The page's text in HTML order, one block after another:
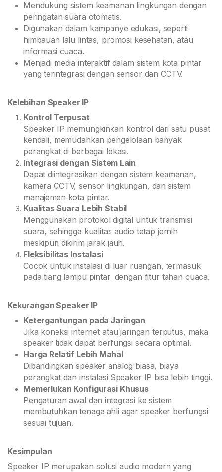
Mendukung sistem keamanan lingkungan dengan
peringatan suara otomatis.
Digunakan dalam kampanye edukasi, seperti
himbauan lalu lintas, promosi kesehatan, atau
informasi cuaca.
Menjadi media interaktif dalam sistem kota pintar
yang terintegrasi dengan sensor dan CCTV.
Kelebihan Speaker IP
Kontrol Terpusat
Speaker IP memungkinkan kontrol dari satu pusat
kendali, memudahkan pengelolaan banyak
perangkat di berbagai lokasi.
Integrasi dengan Sistem Lain
Dapat diintegrasikan dengan sistem keamanan,
kamera CCTV, sensor lingkungan, dan sistem
manajemen kota pintar.
Kualitas Suara Lebih Stabil
Menggunakan protokol digital untuk transmisi
suara, sehingga kualitas audio tetap jernih
meskipun dikirim jarak jauh.
Fleksibilitas Instalasi
Cocok untuk instalasi di luar ruangan, termasuk
pada tiang lampu pintar, dengan fitur tahan cuaca.
Kekurangan Speaker IP
Ketergantungan pada Jaringan
Jika koneksi internet atau jaringan terputus, maka
speaker tidak dapat berfungsi secara optimal.
Harga Relatif Lebih Mahal
Dibandingkan speaker analog biasa, biaya
perangkat dan instalasi Speaker IP bisa lebih tinggi.
Memerlukan Konfigurasi Khusus
Pengaturan awal dan integrasi ke sistem
membutuhkan tenaga ahli agar speaker berfungsi
sesuai tujuan.
Kesimpulan
Speaker IP merupakan solusi audio modern yang